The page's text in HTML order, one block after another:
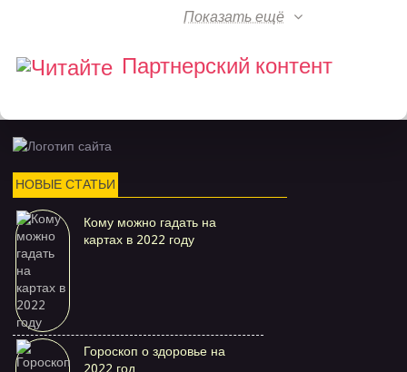
Показать ещё
Партнерский контент
НОВЫЕ СТАТЬИ
Кому можно гадать на
картах в 2022 году
Гороскоп о здоровье на
2022 год